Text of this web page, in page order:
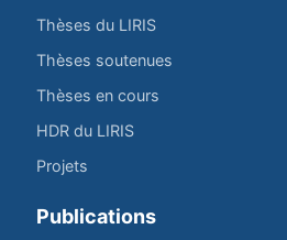
Thèses du LIRIS
Thèses soutenues
Thèses en cours
HDR du LIRIS
Projets
Publications